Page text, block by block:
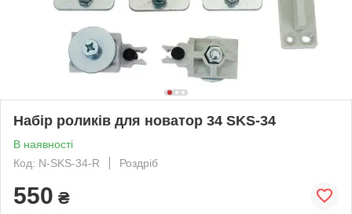
Набір роликів для новатор 34 SKS-34
В наявності
Код: N-SKS-34-R
Роздріб
550 ₴